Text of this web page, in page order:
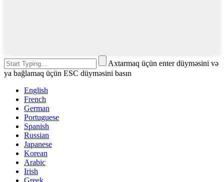
Axtarmaq üçün enter düyməsini və
ya bağlamaq üçün ESC düyməsini basın
English
French
German
Portuguese
Spanish
Russian
Japanese
Korean
Arabic
Irish
Greek